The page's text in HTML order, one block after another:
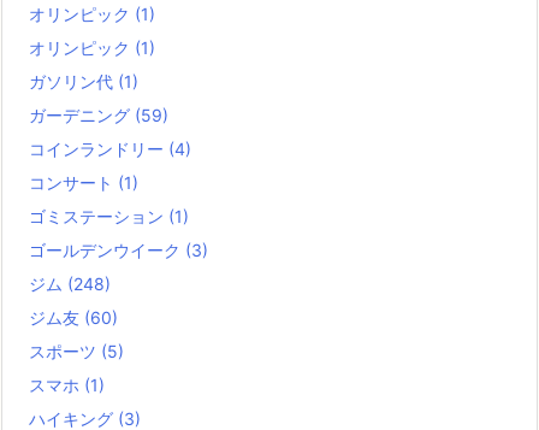
オリンピック (1)
オリンピック (1)
ガソリン代 (1)
ガーデニング (59)
コインランドリー (4)
コンサート (1)
ゴミステーション (1)
ゴールデンウイーク (3)
ジム (248)
ジム友 (60)
スポーツ (5)
スマホ (1)
ハイキング (3)